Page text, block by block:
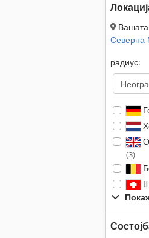
Вашата
Северна
радиус:
(3)
Досадна Мелница